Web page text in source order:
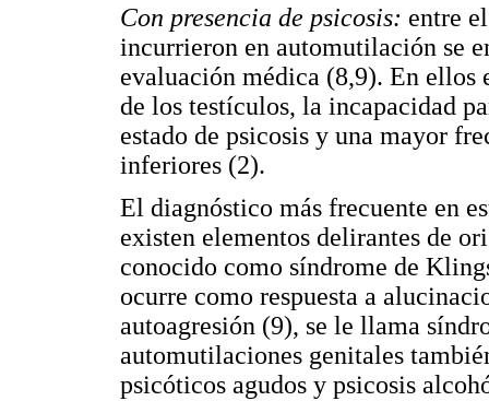
Con presencia de psicosis: entre
incurrieron en automutilación se
evaluación médica (8,9). En ellos
de los testículos, la incapacidad
estado de psicosis y una mayor
inferiores (2).
El diagnóstico más frecuente en
existen elementos delirantes de
conocido como síndrome de
ocurre como respuesta a
autoagresión (9), se le llama
automutilaciones genitales
psicóticos agudos y psicosis